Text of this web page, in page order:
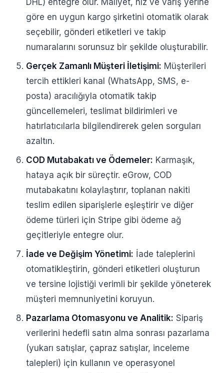
DHL) entegre olur. Maliyet, hız ve varış yerine
göre en uygun kargo şirketini otomatik olarak
seçebilir, gönderi etiketleri ve takip
numaralarını sorunsuz bir şekilde oluşturabilir.
Gerçek Zamanlı Müşteri İletişimi: Müşterileri
tercih ettikleri kanal (WhatsApp, SMS, e-
posta) aracılığıyla otomatik takip
güncellemeleri, teslimat bildirimleri ve
hatırlatıcılarla bilgilendirerek gelen sorguları
azaltın.
COD Mutabakatı ve Ödemeler: Karmaşık,
hataya açık bir süreçtir. eGrow, COD
mutabakatını kolaylaştırır, toplanan nakiti
teslim edilen siparişlerle eşleştirir ve diğer
ödeme türleri için Stripe gibi ödeme ağ
geçitleriyle entegre olur.
İade ve Değişim Yönetimi: İade taleplerini
otomatikleştirin, gönderi etiketleri oluşturun
ve tersine lojistiği verimli bir şekilde yöneterek
müşteri memnuniyetini koruyun.
Pazarlama Otomasyonu ve Analitik: Sipariş
verilerini hedefli satın alma sonrası pazarlama
(yukarı satışlar, çapraz satışlar, inceleme
talepleri) için kullanın ve operasyonel